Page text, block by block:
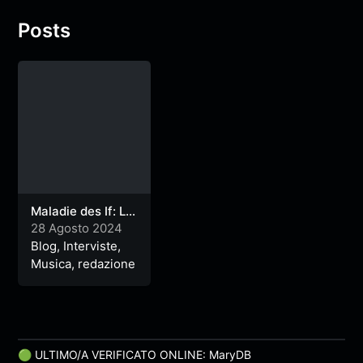
if la qualificazione alle fasi finali di Premio Pierangelo
Posts
Maladie des If: La
Rivelazione del
Pop
Contemporaneo e
il Loro Viaggio
28 Agosto 2024
Blog, Interviste,
Musica, redazione
🟢 ULTIMO/A VERIFICATO ONLINE: MaryDB